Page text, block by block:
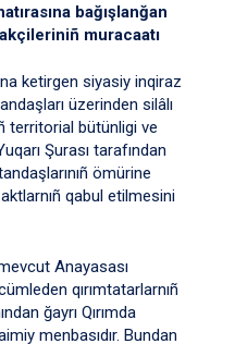
bağışlanğan
muracaatı
ketirgen siyasiy inqiraz
üzerinden silâlı
territorial bütünligi ve
Şurası tarafından
ömürine
qabul etilmesini
Anayasası
qırımtatarlarnıñ
ğayrı Qırımda
menbasıdır. Bundan